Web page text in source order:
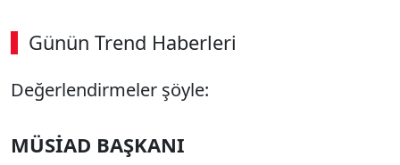
Günün Trend Haberleri
Değerlendirmeler şöyle:
MÜSİAD BAŞKANI